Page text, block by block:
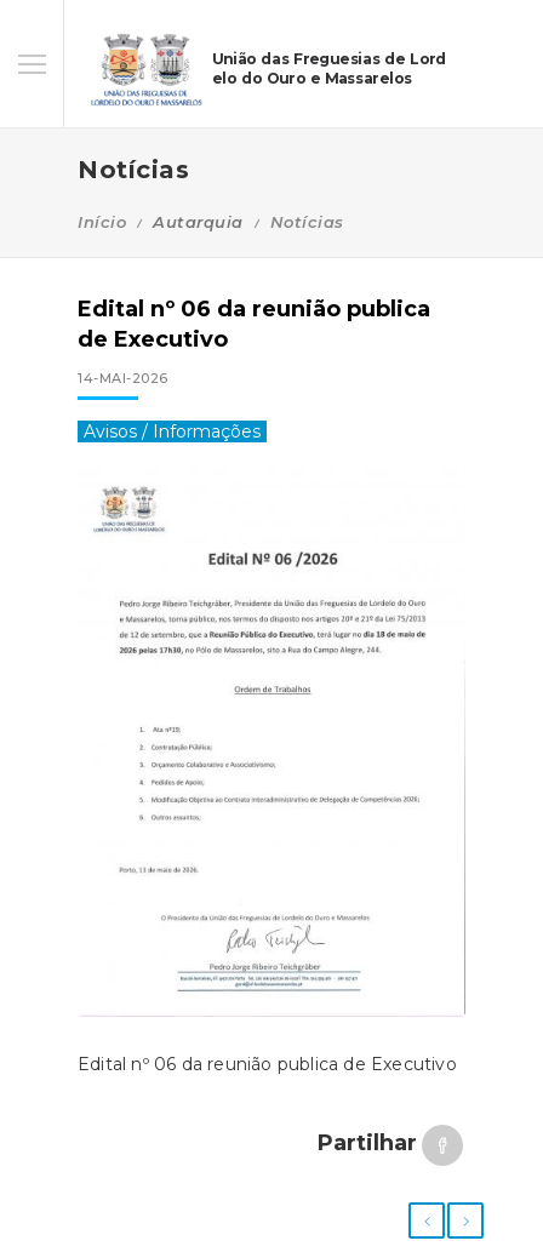
União das Freguesias de Lord
elo do Ouro e Massarelos
Notícias
Início Autarquia Notícias
Edital nº 06 da reunião publica
de Executivo
14-MAI-2026
Avisos / Informações
Edital nº 06 da reunião publica de Executivo
Partilhar